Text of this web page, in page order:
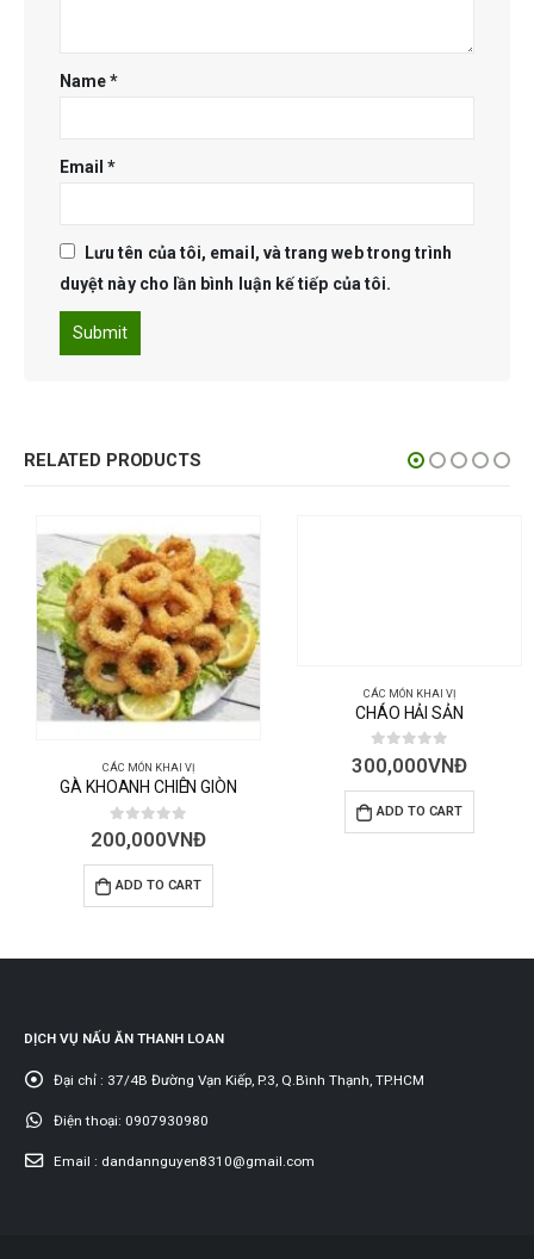
Name*
Email*
Lưu tên của tôi, email, và trang web trong trình
duyệt này cho lần bình luận kế tiếp của tôi.
RELATED PRODUCTS
CÁC MÓN KHAI VỊ
GÀ KHOANH CHIÊN GIÒN
0out of 5
200,000VNĐ
ADD TO CART
CÁC MÓN KHAI VỊ
CHÁO HẢI SẢN
0out of 5
300,000VNĐ
ADD TO CART
DỊCH VỤ NẤU ĂN THANH LOAN
Đại chỉ : 37/4B Đường Vạn Kiếp, P.3, Q.Bình Thạnh, TP.HCM
Điện thoại: 0907930980
Email : dandannguyen8310@gmail.com